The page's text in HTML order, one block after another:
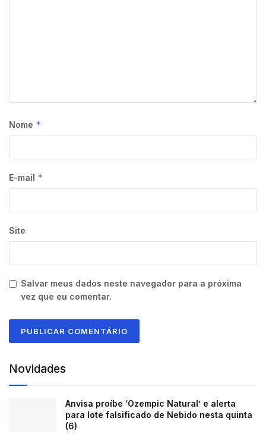
Nome *
E-mail *
Site
Salvar meus dados neste navegador para a próxima
vez que eu comentar.
Novidades
Anvisa proíbe ‘Ozempic Natural’ e alerta
para lote falsificado de Nebido nesta quinta
(6)